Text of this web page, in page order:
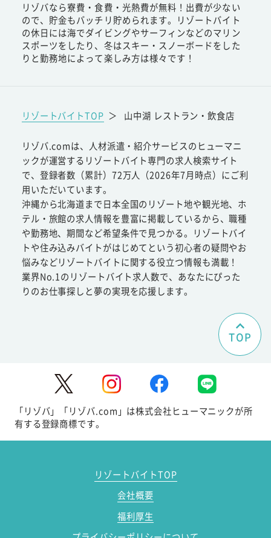
リゾバなら寮費・食費・光熱費が無料！出費が少ない
ので、貯金もバッチリ貯められます。リゾートバイト
の休日には海でダイビングやサーフィンなどのマリン
スポーツをしたり、冬はスキー・スノーボードをした
りと勤務地によって楽しみ方は様々です！
リゾートバイトTOP ＞ 山中湖 レストラン・飲食店
リゾバ.comは、人材派遣・紹介サービスのヒューマニ
ックが運営するリゾートバイト専門の求人検索サイト
で、登録者数（累計）72万人（2026年7月時点）にご利
用いただいています。
沖縄から北海道まで日本全国のリゾート地や観光地、ホ
テル・旅館の求人情報を豊富に掲載しているから、職種
や勤務地、期間など希望条件で見つかる。リゾートバイ
トや住み込みバイトがはじめてという初心者の疑問やお
悩みなどリゾートバイトに関する役立つ情報も満載！
業界No.1のリゾートバイト求人数で、あなたにぴった
りのお仕事探しと夢の実現を応援します。
TOP
「リゾバ」「リゾバ.com」は株式会社ヒューマニックが所
有する登録商標です。
リゾートバイトTOP
会社概要
福利厚生